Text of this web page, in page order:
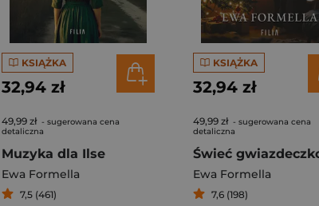
KSIĄŻKA
32,94 zł
49,99 zł - sugerowana cena
detaliczna
Muzyka dla Ilse
Ewa Formella
7,5 (461)
KSIĄŻKA
32,94 zł
49,99 zł - sugerowana cena
detaliczna
Ewa Formella
7,6 (198)